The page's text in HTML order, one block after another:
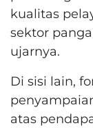
kualitas
sektor
ujarnya.
Di sisi lain,
atas